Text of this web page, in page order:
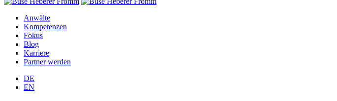
Anwälte
Kompetenzen
Fokus
Blog
Karriere
Partner werden
DE
EN